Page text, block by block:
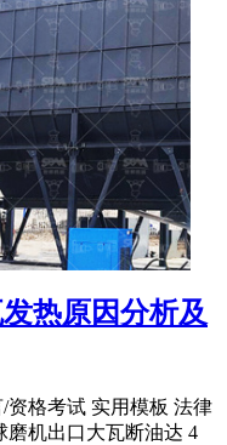
热原因分析及
资格考试 实用模板 法律
磨机出口大瓦断油达 4